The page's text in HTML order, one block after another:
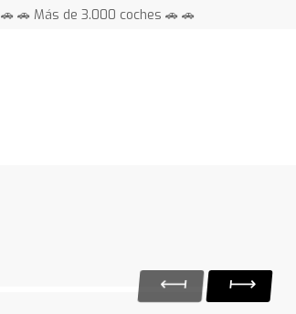
🚗 🚗 Más de 3.000 coches 🚗 🚗